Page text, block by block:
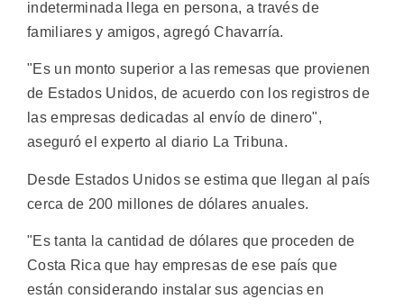
indeterminada llega en persona, a través de
familiares y amigos, agregó Chavarría.
"Es un monto superior a las remesas que provienen
de Estados Unidos, de acuerdo con los registros de
las empresas dedicadas al envío de dinero",
aseguró el experto al diario La Tribuna.
Desde Estados Unidos se estima que llegan al país
cerca de 200 millones de dólares anuales.
"Es tanta la cantidad de dólares que proceden de
Costa Rica que hay empresas de ese país que
están considerando instalar sus agencias en